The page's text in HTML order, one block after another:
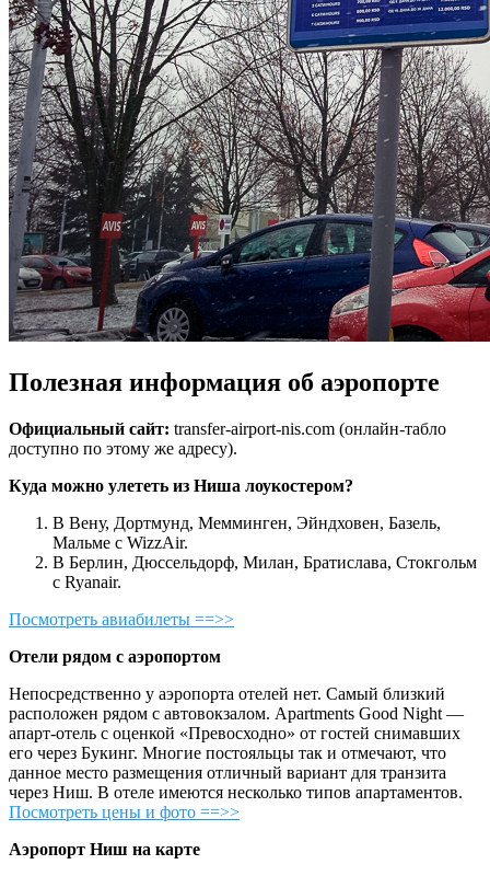
Полезная информация об аэропорте
Официальный сайт: transfer-airport-nis.com (онлайн-табло
доступно по этому же адресу).
Куда можно улететь из Ниша лоукостером?
В Вену, Дортмунд, Мемминген, Эйндховен, Базель,
Мальме с WizzAir.
В Берлин, Дюссельдорф, Милан, Братислава, Стокгольм
с Ryanair.
Посмотреть авиабилеты ==>>
Отели рядом с аэропортом
Непосредственно у аэропорта отелей нет. Самый близкий
расположен рядом с автовокзалом. Apartments Good Night —
апарт-отель с оценкой «Превосходно» от гостей снимавших
его через Букинг. Многие постояльцы так и отмечают, что
данное место размещения отличный вариант для транзита
через Ниш. В отеле имеются несколько типов апартаментов.
Посмотреть цены и фото ==>>
Аэропорт Ниш на карте